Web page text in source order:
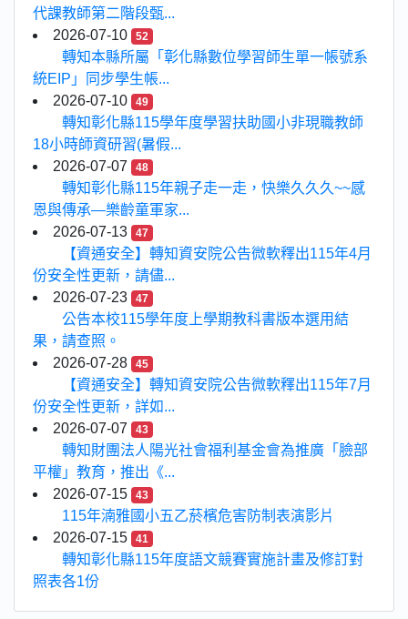
代課教師第二階段甄...
2026-07-10
52
轉知本縣所屬「彰化縣數位學習師生單一帳號系
統EIP」同步學生帳...
2026-07-10
49
轉知彰化縣115學年度學習扶助國小非現職教師
18小時師資研習(暑假...
2026-07-07
48
轉知彰化縣115年親子走一走，快樂久久久~~感
恩與傳承—樂齡童軍家...
2026-07-13
47
【資通安全】轉知資安院公告微軟釋出115年4月
份安全性更新，請儘...
2026-07-23
47
公告本校115學年度上學期教科書版本選用結
果，請查照。
2026-07-28
45
【資通安全】轉知資安院公告微軟釋出115年7月
份安全性更新，詳如...
2026-07-07
43
轉知財團法人陽光社會福利基金會為推廣「臉部
平權」教育，推出《...
2026-07-15
43
115年湳雅國小五乙菸檳危害防制表演影片
2026-07-15
41
轉知彰化縣115年度語文競賽實施計畫及修訂對
照表各1份